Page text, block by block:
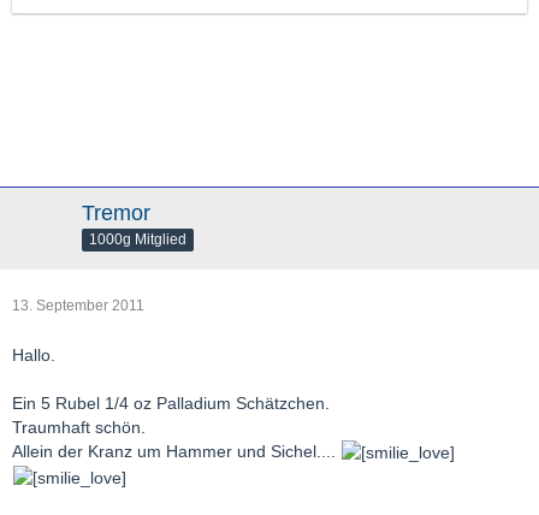
Tremor
1000g Mitglied
13. September 2011
Hallo.
Ein 5 Rubel 1/4 oz Palladium Schätzchen.
Traumhaft schön.
Allein der Kranz um Hammer und Sichel....